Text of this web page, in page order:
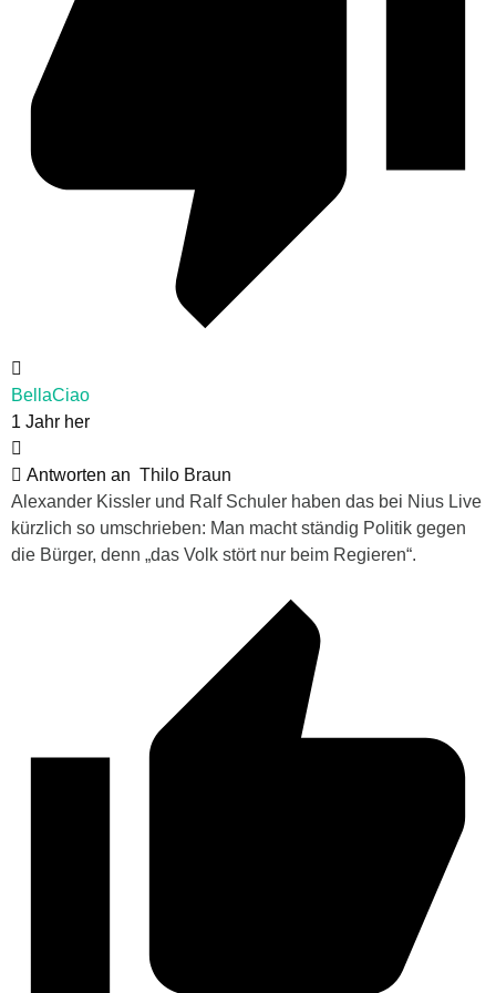
BellaCiao
1 Jahr her
Antworten an Thilo Braun
Alexander Kissler und Ralf Schuler haben das bei Nius Live
kürzlich so umschrieben: Man macht ständig Politik gegen
die Bürger, denn „das Volk stört nur beim Regieren“.